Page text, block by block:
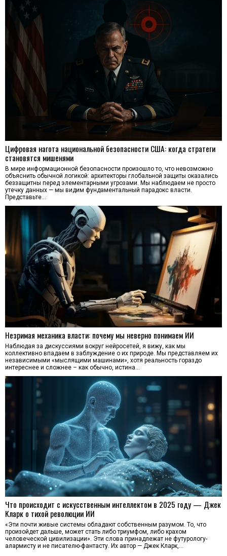
Цифровая нагота национальной безопасности США: когда стратеги
становятся мишенями
В мире информационной безопасности произошло то, что невозможно
объяснить обычной логикой: архитекторы глобальной защиты оказались
беззащитны перед элементарными угрозами. Мы наблюдаем не просто
утечку данных — мы видим фундаментальный парадокс власти.
Представьте…
Незримая механика власти: почему мы неверно понимаем ИИ
Наблюдая за дискуссиями вокруг нейросетей, я вижу, как мы
коллективно впадаем в заблуждение о их природе. Мы представляем их
независимыми «мыслящими машинами», хотя реальность гораздо
интереснее и сложнее – как обычно, истина…
Что происходит с искусственным интеллектом в 2025 году — Джек
Кларк о тихой революции ИИ
«Эти почти живые системы обладают собственным разумом. То, что
произойдет дальше, может стать либо триумфом, либо крахом
человеческой цивилизации». Эти слова принадлежат не футурологу-
алармисту и не писателю-фантасту. Их автор — Джек Кларк,…